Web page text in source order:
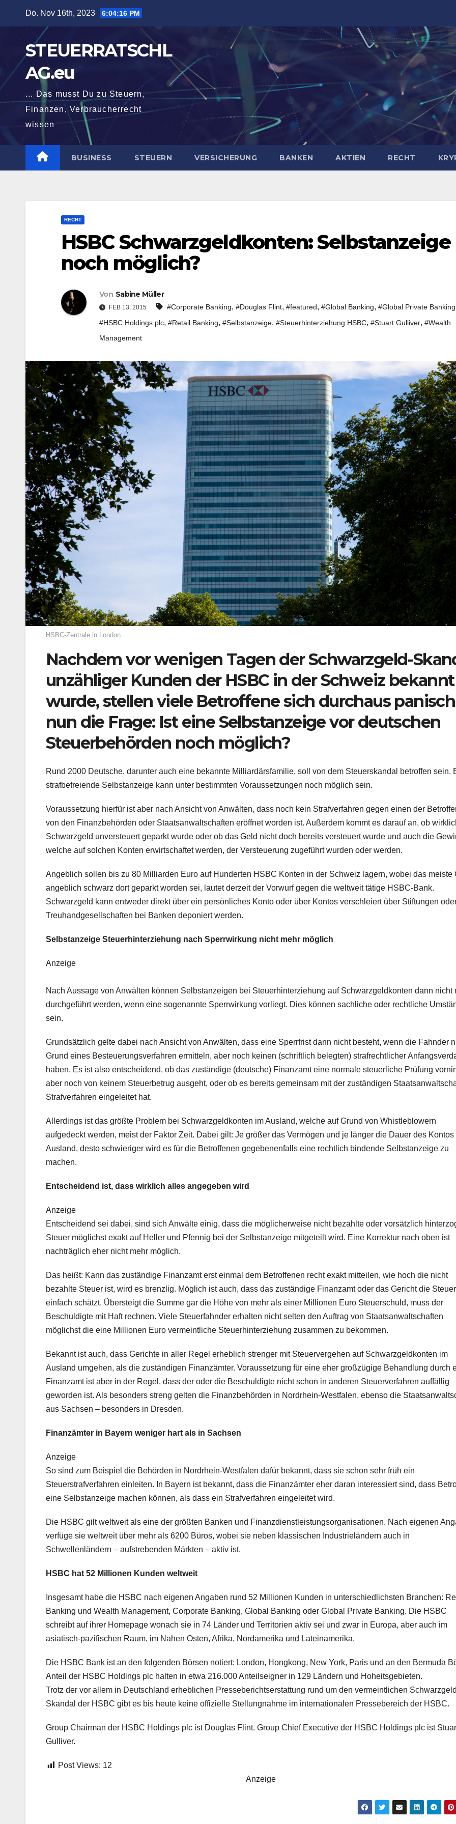
Do. Nov 16th, 2023 6:04:17 PM
STEUERRATSCHL
AG.eu
... Das musst Du zu Steuern,
Finanzen, Verbraucherrecht
wissen
BUSINESS STEUERN VERSICHERUNG BANKEN AKTIEN RECHT
RECHT
HSBC Schwarzgeldkonten: Selbstanzeige
noch möglich?
Von Sabine Müller
FEB 13, 2015 #Corporate Banking, #Douglas Flint, #featured, #Global Banking, #Global Private Banking
#HSBC Holdings plc, #Retail Banking, #Selbstanzeige, #Steuerhinterziehung HSBC, #Stuart Gulliver, #Wealth
Management
HSBC-Zentrale in London.
Nachdem vor wenigen Tagen der Schwarzgeld-
unzähliger Kunden der HSBC in der Schweiz bekannt
wurde, stellen viele Betroffene sich durchaus panisch
nun die Frage: Ist eine Selbstanzeige vor deutschen
Steuerbehörden noch möglich?
Rund 2000 Deutsche, darunter auch eine bekannte Milliardärsfamilie, soll von dem Steuerskandal betroffen sein.
strafbefreiende Selbstanzeige kann unter bestimmten Voraussetzungen noch möglich sein.
Voraussetzung hierfür ist aber nach Ansicht von Anwälten, dass noch kein Strafverfahren gegen einen der
von den Finanzbehörden oder Staatsanwaltschaften eröffnet worden ist. Außerdem kommt es darauf an, ob
Schwarzgeld unversteuert geparkt wurde oder ob das Geld nicht doch bereits versteuert wurde und auch die
welche auf solchen Konten erwirtschaftet werden, der Versteuerung zugeführt wurden oder werden.
Angeblich sollen bis zu 80 Milliarden Euro auf Hunderten HSBC Konten in der Schweiz lagern, wobei das meiste
angeblich schwarz dort geparkt worden sei, lautet derzeit der Vorwurf gegen die weltweit tätige HSBC-Bank.
Schwarzgeld kann entweder direkt über ein persönliches Konto oder über Kontos verschleiert über Stiftungen
Treuhandgesellschaften bei Banken deponiert werden.
Selbstanzeige Steuerhinterziehung nach Sperrwirkung nicht mehr möglich
Anzeige
Nach Aussage von Anwälten können Selbstanzeigen bei Steuerhinterziehung auf Schwarzgeldkonten dann nicht
durchgeführt werden, wenn eine sogenannte Sperrwirkung vorliegt. Dies können sachliche oder rechtliche
sein.
Grundsätzlich gelte dabei nach Ansicht von Anwälten, dass eine Sperrfrist dann nicht besteht, wenn die Fahnder
Grund eines Besteuerungsverfahren ermitteln, aber noch keinen (schriftlich belegten) strafrechtlicher
haben. Es ist also entscheidend, ob das zuständige (deutsche) Finanzamt eine normale steuerliche Prüfung
aber noch von keinem Steuerbetrug ausgeht, oder ob es bereits gemeinsam mit der zuständigen
Strafverfahren eingeleitet hat.
Allerdings ist das größte Problem bei Schwarzgeldkonten im Ausland, welche auf Grund von Whistleblowern
aufgedeckt werden, meist der Faktor Zeit. Dabei gilt: Je größer das Vermögen und je länger die Dauer des Kontos
Ausland, desto schwieriger wird es für die Betroffenen gegebenenfalls eine rechtlich bindende Selbstanzeige zu
machen.
Entscheidend ist, dass wirklich alles angegeben wird
Anzeige
Entscheidend sei dabei, sind sich Anwälte einig, dass die möglicherweise nicht bezahlte oder vorsätzlich
Steuer möglichst exakt auf Heller und Pfennig bei der Selbstanzeige mitgeteilt wird. Eine Korrektur nach oben ist
nachträglich eher nicht mehr möglich.
Das heißt: Kann das zuständige Finanzamt erst einmal dem Betroffenen recht exakt mitteilen, wie hoch die nicht
bezahlte Steuer ist, wird es brenzlig. Möglich ist auch, dass das zuständige Finanzamt oder das Gericht die Steuer
einfach schätzt. Übersteigt die Summe gar die Höhe von mehr als einer Millionen Euro Steuerschuld, muss der
Beschuldigte mit Haft rechnen. Viele Steuerfahnder erhalten nicht selten den Auftrag von Staatsanwaltschaften
möglichst die eine Millionen Euro vermeintliche Steuerhinterziehung zusammen zu bekommen.
Bekannt ist auch, dass Gerichte in aller Regel erheblich strenger mit Steuervergehen auf Schwarzgeldkonten im
Ausland umgehen, als die zuständigen Finanzämter. Voraussetzung für eine eher großzügige Behandlung durch
Finanzamt ist aber in der Regel, dass der oder die Beschuldigte nicht schon in anderen Steuerverfahren auffällig
geworden ist. Als besonders streng gelten die Finanzbehörden in Nordrhein-Westfalen, ebenso die
aus Sachsen – besonders in Dresden.
Finanzämter in Bayern weniger hart als in Sachsen
Anzeige
So sind zum Beispiel die Behörden in Nordrhein-Westfalen dafür bekannt, dass sie schon sehr früh ein
Steuerstrafverfahren einleiten. In Bayern ist bekannt, dass die Finanzämter eher daran interessiert sind, dass
eine Selbstanzeige machen können, als dass ein Strafverfahren eingeleitet wird.
Die HSBC gilt weltweit als eine der größten Banken und Finanzdienstleistungsorganisationen. Nach eigenen
verfüge sie weltweit über mehr als 6200 Büros, wobei sie neben klassischen Industrieländern auch in
Schwellenländern – aufstrebenden Märkten – aktiv ist.
HSBC hat 52 Millionen Kunden weltweit
Insgesamt habe die HSBC nach eigenen Angaben rund 52 Millionen Kunden in unterschiedlichsten Branchen:
Banking und Wealth Management, Corporate Banking, Global Banking oder Global Private Banking. Die HSBC
schreibt auf ihrer Homepage wonach sie in 74 Länder und Territorien aktiv sei und zwar in Europa, aber auch im
asiatisch-pazifischen Raum, im Nahen Osten, Afrika, Nordamerika und Lateinamerika.
Die HSBC Bank ist an den folgenden Börsen notiert: London, Hongkong, New York, Paris und an den Bermuda
Anteil der HSBC Holdings plc halten in etwa 216.000 Anteilseigner in 129 Ländern und Hoheitsgebieten.
Trotz der vor allem in Deutschland erheblichen Presseberichtserstattung rund um den vermeintlichen
Skandal der HSBC gibt es bis heute keine offizielle Stellungnahme im internationalen Pressebereich der HSBC.
Group Chairman der HSBC Holdings plc ist Douglas Flint. Group Chief Executive der HSBC Holdings plc ist
Gulliver.
Post Views: 12
Anzeige